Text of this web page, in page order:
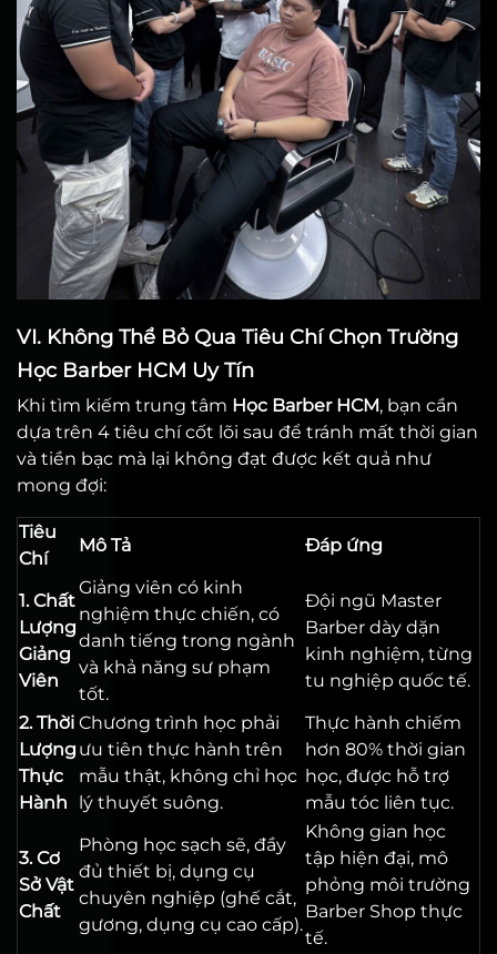
VI. Không Thể Bỏ Qua Tiêu Chí Chọn Trường
Học Barber HCM Uy Tín
Khi tìm kiếm trung tâm Học Barber HCM, bạn cần
dựa trên 4 tiêu chí cốt lõi sau để tránh mất thời gian
và tiền bạc mà lại không đạt được kết quả như
mong đợi:
Tiêu
Chí
Mô Tả Đáp ứng
1. Chất
Lượng
Giảng
Viên
Giảng viên có kinh
nghiệm thực chiến, có
danh tiếng trong ngành
và khả năng sư phạm
tốt.
Đội ngũ Master
Barber dày dặn
kinh nghiệm, từng
tu nghiệp quốc tế.
2. Thời
Lượng
Thực
Hành
Chương trình học phải
ưu tiên thực hành trên
mẫu thật, không chỉ học
lý thuyết suông.
Thực hành chiếm
hơn 80% thời gian
học, được hỗ trợ
mẫu tóc liên tục.
3. Cơ
Sở Vật
Chất
Phòng học sạch sẽ, đầy
đủ thiết bị, dụng cụ
chuyên nghiệp (ghế cắt,
gương, dụng cụ cao cấp).
Không gian học
tập hiện đại, mô
phỏng môi trường
Barber Shop thực
tế.